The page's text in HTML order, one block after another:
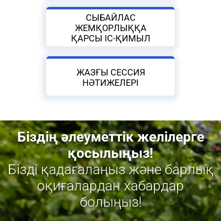
СЫБАЙЛАС
ЖЕМҚОРЛЫҚҚА
ҚАРСЫ ІС-ҚИМЫЛ
ЖАЗҒЫ СЕССИЯ
НӘТИЖЕЛЕРІ
Біздің әлеуметтік желілерге
қосылыңыз!
Бізді қадағалаңыз және барлық
оқиғалардан хабардар
болыңыз!